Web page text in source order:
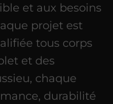
et aux besoins
projet est
tous corps
et des
chaque
durabilité